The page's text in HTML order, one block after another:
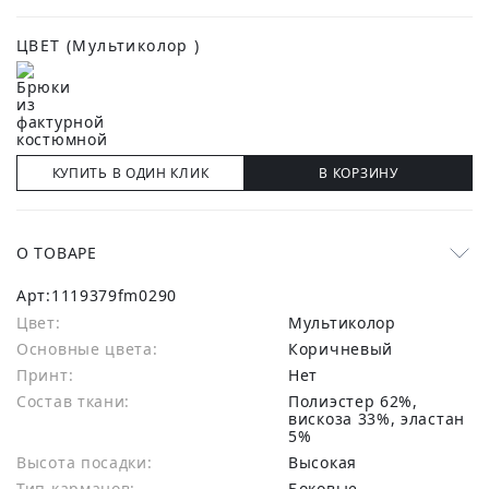
ЦВЕТ (Мультиколор )
КУПИТЬ В ОДИН КЛИК В КОРЗИНУ
О ТОВАРЕ
Арт:1119379fm0290
Цвет:
Мультиколор
Основные цвета:
коричневый
Принт:
Нет
Состав ткани:
полиэстер 62%,
вискоза 33%, эластан
5%
Высота посадки:
Высокая